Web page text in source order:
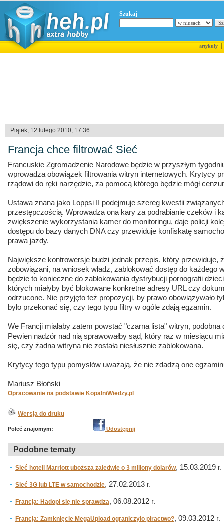
Szukaj
artykuły|
Piątek, 12 lutego 2010, 17:36
Francja chce filtrować Sieć
Francuskie Zgromadzenie Narodowe będzie w przyszłym
wprowadza obowiązek filtrowania witryn internetowych. Krytycy
rządowi do ręki narzędzie, za pomocą którego będzie mógł
Ustawa znana jako Loppsi II podejmuje szereg kwestii
przestępczością. Wprowadza ona kary za podrabianie czeków i
zwiększenie wykorzystania kamer do monitoringu, daje policji
dostępu do bazy danych DNA czy przewiduje konfiskatę
prawa jazdy.
Największe kontrowersje budzi jednak przepis, który przewiduje,
zobowiązani, na wniosek władz, zablokować dostęp do każdego
będzie to konieczne do zablokowania dystrybucji pornografii
których miałyby być blokowane konkretne adresy URL czy
odrzucone. Nie przyjęto też propozycji, by prawo obowiązywało
było przekonać się, czy tego typu filtry w ogóle zdają egzamin.
We Francji miałaby zatem powstać "czarna lista" witryn,
Pewien nadzór nad nią sprawowałby sąd, który raz w miesiącu
się, czy żadna witryna nie została niesłusznie zablokowana.
Krytycy tego typu pomysłów uważają, że nie zdadzą one
Mariusz Błoński
Opracowanie na podstawie KopalniWiedzy.pl
Wersja do druku
Poleć znajomym: Udostępnij
Podobne tematy
Sieć hoteli Marriott uboższa zaledwie o 3 miliony dolarów, 15.03.2019 r.
Sieć 3G lub LTE w samochodzie, 27.02.2013 r.
Francja: Hadopi się nie sprawdza, 06.08.2012 r.
Francja: Zamknięcie MegaUpload ograniczyło piractwo?, 09.03.2012 r.